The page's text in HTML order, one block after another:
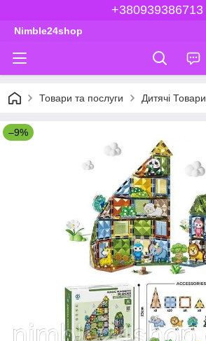
+380939386713
Nimble24shop
Товари та послуги Дитячі Товари
–9%